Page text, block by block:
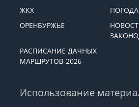
ЖКХ
ПОГОДА
ОРЕНБУРЖЬЕ
РАСПИСАНИЕ ДАЧНЫХ
МАРШРУТОВ-2026
Использование